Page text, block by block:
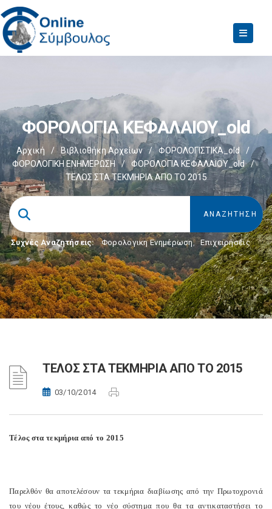
ΦΟΡΟΛΟΓΙΑ ΚΕΦΑΛΑΙΟΥ_old
Αρχική / Βιβλιοθήκη Αρχείων / ΦΟΡΟΛΟΓΙΣΤΙΚΑ_old
/
ΦΟΡΟΛΟΓΙΚΗ ΕΝΗΜΕΡΩΣΗ
/ ΦΟΡΟΛΟΓΙΑ ΚΕΦΑΛΑΙΟΥ_old
/
ΤΕΛΟΣ ΣΤΑ ΤΕΚΜΗΡΙΑ ΑΠΟ ΤΟ 2015
Συχνές Αναζητήσεις: Φορολογικη Ενημέρωση, Επιχειρήσεις
ΤΕΛΟΣ ΣΤΑ ΤΕΚΜΗΡΙΑ ΑΠΟ ΤΟ 2015
03/10/2014
Τέλος στα τεκμήρια από το 2015
Παρελθόν θα αποτελέσουν τα τεκμήρια διαβίωσης από την Πρωτοχρονιά
του νέου έτους, καθώς το νέο σύστημα που θα τα αντικαταστήσει το